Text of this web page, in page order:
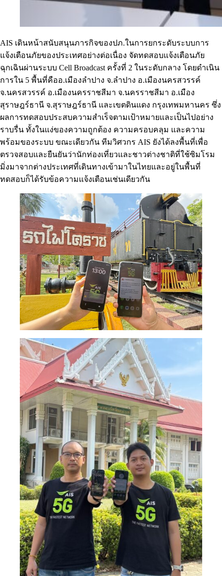
AIS เดินหน้าสนับสนุนภารกิจของปภ.ในการยกระดับระบบการ
แจ้งเตือนภัยของประเทศอย่างต่อเนื่อง จัดทดสอบแจ้งเตือนภัย
ฉุกเฉินผ่านระบบ Cell Broadcast ครั้งที่ 2 ในระดับกลาง โดยดำเนิน
การใน 5 พื้นที่คืออ.เมืองลำปาง จ.ลำปาง อ.เมืองนครสวรรค์
จ.นครสวรรค์ อ.เมืองนครราชสีมา จ.นครราชสีมา อ.เมือง
สุราษฎร์ธานี จ.สุราษฎร์ธานี และเขตดินแดง กรุงเทพมหานคร ซึ่ง
ผลการทดสอบประสบความสำเร็จตามเป้าหมายและเป็นไปอย่าง
ราบรื่น ทั้งในแง่ของความถูกต้อง ความครอบคลุม และความ
พร้อมของระบบ ขณะเดียวกัน ทีมวิศวกร AIS ยังได้ลงพื้นที่เพื่อ
ตรวจสอบและยืนยันว่านักท่องเที่ยวและชาวต่างชาติที่ใช้ซิมโรม
มิ่งมาจากต่างประเทศที่เดินทางเข้ามาในไทยและอยู่ในพื้นที่
ทดสอบก็ได้รับข้อความแจ้งเตือนเช่นเดียวกัน